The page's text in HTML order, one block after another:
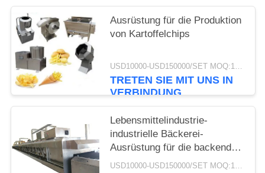
Ausrüstung für die Produktion
von Kartoffelchips
USD10000-USD150000/SET MOQ:1 Satz
TRETEN SIE MIT UNS IN
VERBINDUNG
Lebensmittelindustrie-
industrielle Bäckerei-
Ausrüstung für die backenden
kleinen Kuchen automatisiert USD10000-USD150000/SET MOQ:1 Satz